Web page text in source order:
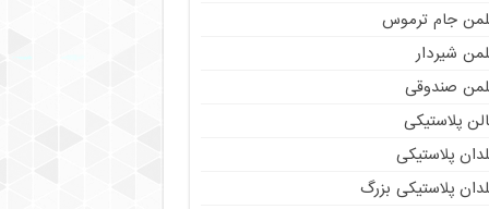
جام ترموس
شیردار
صندوقی
پلاستیکی
پلاستیکی
پلاستیکی بزرگ